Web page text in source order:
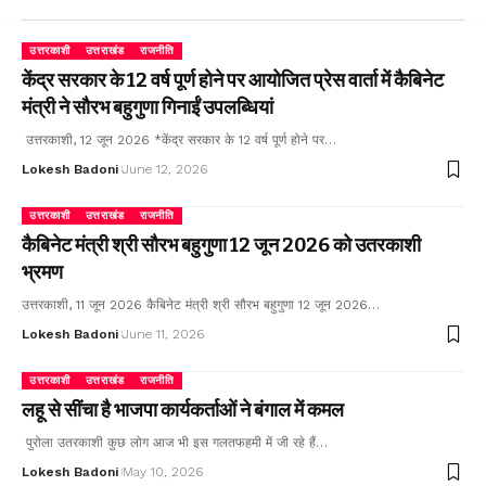
उत्तरकाशी उत्तराखंड राजनीति
केंद्र सरकार के 12 वर्ष पूर्ण होने पर आयोजित प्रेस वार्ता में कैबिनेट
मंत्री ने सौरभ बहुगुणा गिनाईं उपलब्धियां
उत्तरकाशी, 12 जून 2026 *केंद्र सरकार के 12 वर्ष पूर्ण होने पर…
Lokesh Badoni June 12, 2026
उत्तरकाशी उत्तराखंड राजनीति
कैबिनेट मंत्री श्री सौरभ बहुगुणा 12 जून 2026 को उतरकाशी
भ्रमण
उत्तरकाशी, 11 जून 2026 कैबिनेट मंत्री श्री सौरभ बहुगुणा 12 जून 2026…
Lokesh Badoni June 11, 2026
उत्तरकाशी उत्तराखंड राजनीति
लहू से सींचा है भाजपा कार्यकर्ताओं ने बंगाल में कमल
पुरोला उतरकाशी कुछ लोग आज भी इस गलतफहमी में जी रहे हैं…
Lokesh Badoni May 10, 2026